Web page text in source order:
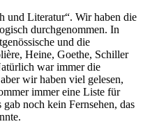
und Literatur . Wir haben die
durchgenommen. In
und die
Heine, Goethe, Schiller
war immer die
wir haben viel gelesen,
immer eine Liste für
noch kein Fernsehen, das